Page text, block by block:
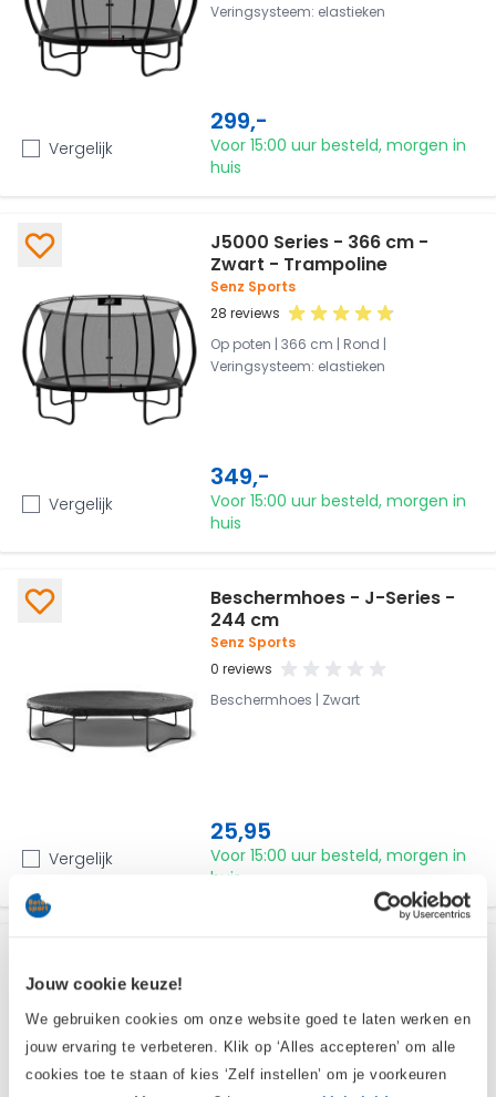
Jouw cookie keuze!
We gebruiken cookies om onze website goed te laten werken en
jouw ervaring te verbeteren. Klik op ‘Alles accepteren’ om alle
cookies toe te staan of kies ‘Zelf instellen’ om je voorkeuren
Veringsysteem: elastieken
299,-
Voor 15:00 uur besteld, morgen in
huis
Vergelijk
28 reviews
J5000 Series - 366 cm -
Zwart - Trampoline
Senz Sports
Op poten | 366 cm | Rond |
Veringsysteem: elastieken
349,-
Voor 15:00 uur besteld, morgen in
huis
Vergelijk
0 reviews
Beschermhoes - J-Series -
244 cm
Senz Sports
Beschermhoes | Zwart
25,95
Voor 15:00 uur besteld, morgen in
huis
Vergelijk
0 reviews
Beschermhoes | Zwart